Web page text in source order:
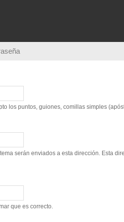
los puntos, guiones, comillas simples
serán enviados a esta dirección. Esta
que es correcto.